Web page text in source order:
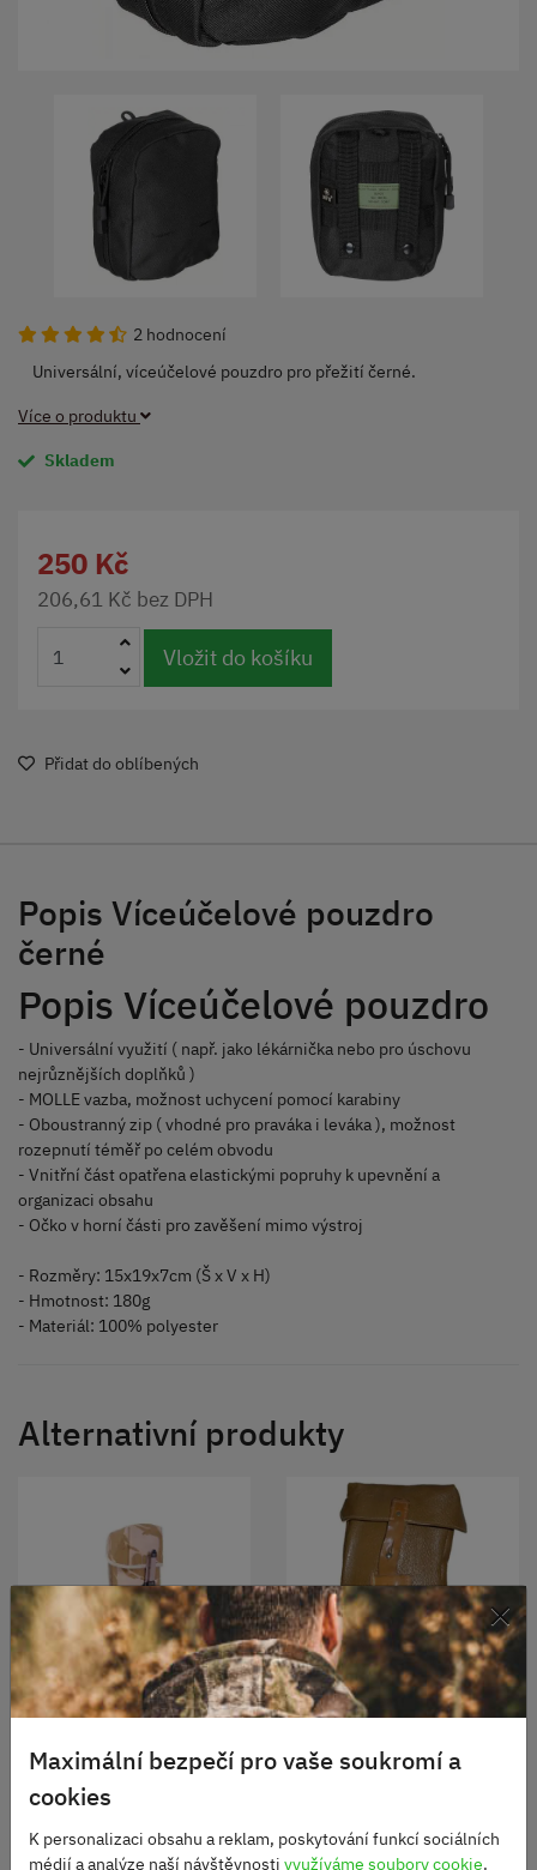
2 hodnocení
Universální, víceúčelové pouzdro pro přežití černé.
Více o produktu
Skladem
250 Kč
206,61 Kč bez DPH
Vložit do košíku
Přidat do oblíbených
Popis Víceúčelové pouzdro
černé
Popis Víceúčelové pouzdro
- Universální využití ( např. jako lékárnička nebo pro úschovu
nejrůznějších doplňků )
- MOLLE vazba, možnost uchycení pomocí karabiny
- Oboustranný zip ( vhodné pro praváka i leváka ), možnost
rozepnutí téměř po celém obvodu
- Vnitřní část opatřena elastickými popruhy k upevnění a
organizaci obsahu
- Očko v horní části pro zavěšení mimo výstroj
- Rozměry: 15x19x7cm (Š x V x H)
- Hmotnost: 180g
- Materiál: 100% polyester
Alternativní produkty
Britská sumka Utility
Pouch dessert molle
Skladem
DO KOŠÍKU
Sumka AČR na zásobník
SA-58 kožená použitá
Skladem
DO KOŠÍKU
×
Maximální bezpečí pro vaše soukromí a
cookies
K personalizaci obsahu a reklam, poskytování funkcí sociálních
médií a analýze naší návštěvnosti využíváme soubory cookie.